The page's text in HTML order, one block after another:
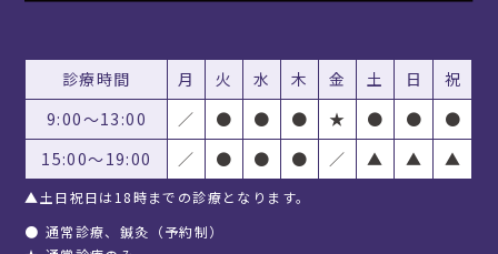
診療時間 月 火 水 木 金 土 日
祝
9:00〜13:00
／ ● ● ● ★ ● ●
●
15:00〜19:00
／ ● ● ● ／ ▲ ▲ ▲
▲土日祝日は18時までの診療となります。
● 通常診療、鍼灸（予約制）